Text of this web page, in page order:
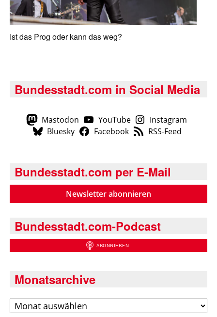
Ist das Prog oder kann das weg?
Bundesstadt.com in Social Media
Mastodon YouTube
Instagram
Bluesky
Facebook RSS-Feed
Bundesstadt.com per E-Mail
Newsletter abonnieren
Bundesstadt.com-Podcast
Monatsarchive
Archiv